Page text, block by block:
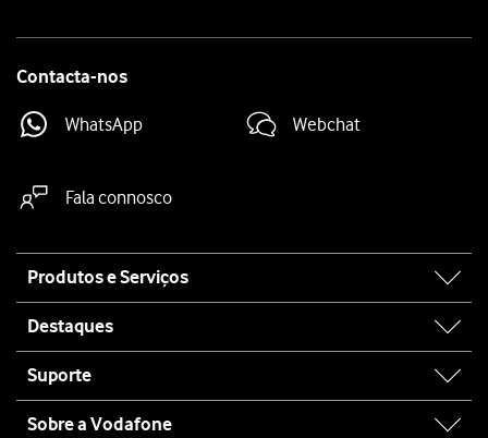
Contacta-nos
WhatsApp Webchat
Fala connosco
map
Produtos e Serviços
Destaques
Suporte
Sobre a Vodafone